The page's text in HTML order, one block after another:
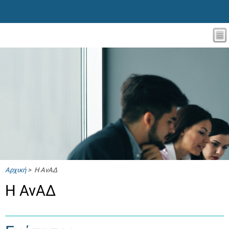
Αρχική> Η ΑνΑΔ
Η ΑνΑΔ